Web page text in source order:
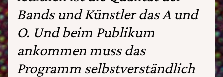
Bands und Künstler das A und
O. Und beim Publikum
ankommen muss das
Programm selbstverständlich